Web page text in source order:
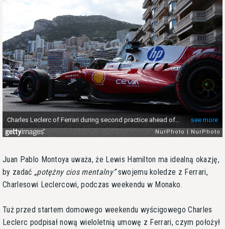
Juan Pablo Montoya uważa, że Lewis Hamilton ma idealną okazję,
by zadać potężny cios mentalny swojemu koledze z Ferrari,
Charlesowi Leclercowi, podczas weekendu w Monako.
Tuż przed startem domowego weekendu wyścigowego Charles
Leclerc podpisał nową wieloletnią umowę z Ferrari, czym położył